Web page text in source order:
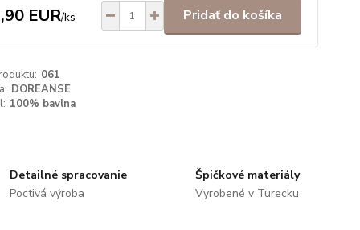
EUR/ks Pridať do košíka
061
DOREANSE
100% bavlna
Detailné spracovanie
Poctivá výroba
Špičkové materiály
Vyrobené v Turecku